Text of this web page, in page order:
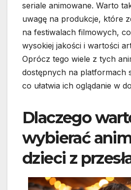
seriale animowane. Warto
uwagę na produkcje, które
na festiwalach filmowych,
wysokiej jakości i wartości
Oprócz tego wiele z tych
dostępnych na platformach
co ułatwia ich oglądanie w
Dlaczego
wybierać
dzieci z